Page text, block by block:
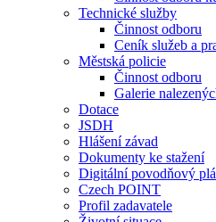
Technické služby
Činnost odboru
Ceník služeb a
Městská policie
Činnost odboru
Galerie
Dotace
JSDH
Hlášení závad
Dokumenty ke stažení
Digitální povodňový
Czech POINT
Profil zadavatele